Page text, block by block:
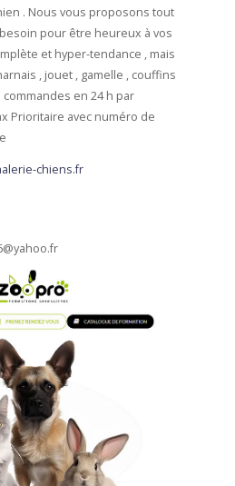
. Nous vous proposons tout
pour être heureux à vos
et hyper-tendance , mais
, jouet , gamelle , couffins
en 24 h par
Prioritaire avec numéro de
chiens.fr